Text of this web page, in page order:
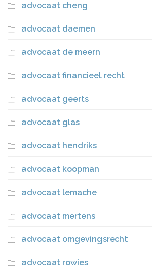
advocaat cheng
advocaat daemen
advocaat de meern
advocaat financieel recht
advocaat geerts
advocaat glas
advocaat hendriks
advocaat koopman
advocaat lemache
advocaat mertens
advocaat omgevingsrecht
advocaat rowies